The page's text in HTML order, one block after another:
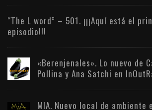
“The L word” – 501. ¡¡¡Aquí está el
episodio!!!
«Berenjenales». Lo nuevo de
Pollina y Ana Satchi en
MIA. Nuevo local de ambiente